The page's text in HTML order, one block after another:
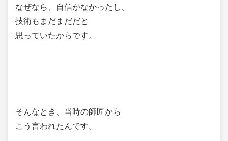
なぜなら、自信がなかったし、
技術もまだまだだと
思っていたからです。
そんなとき、当時の師匠から
こう言われたんです。